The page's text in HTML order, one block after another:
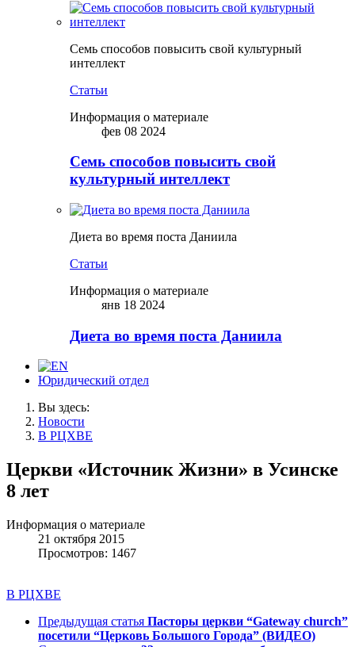
Семь способов повысить свой культурный
интеллект
Статьи
Информация о материале
фев 08 2024
Семь способов повысить свой
культурный интеллект
Диета во время поста Даниила
Статьи
Информация о материале
янв 18 2024
Диета во время поста Даниила
Юридический отдел
Вы здесь:
Новости
В РЦХВЕ
Церкви «Источник Жизни» в Усинске
8 лет
Информация о материале
21 октября 2015
Просмотров: 1467
В РЦХВЕ
Предыдущая статья Пасторы церкви “Gateway church”
посетили “Церковь Большого Города” (ВИДЕО)